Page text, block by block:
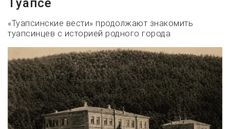
Туапсе
«Туапсинские вести» продолжают знакомить
туапсинцев с историей родного города